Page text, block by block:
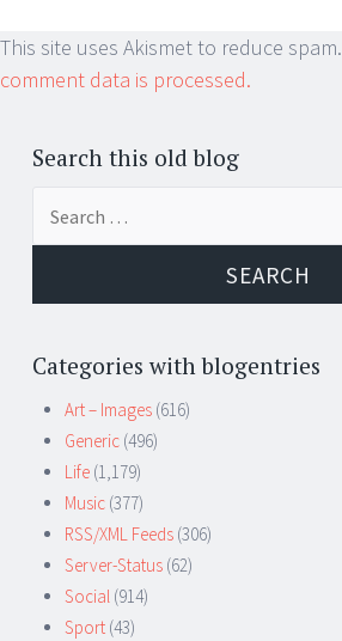
This site uses Akismet to reduce spam.
comment data is processed.
Search this old blog
Categories with blogentries
Art – Images (616)
Generic (496)
Life (1,179)
Music (377)
RSS/XML Feeds (306)
Server-Status (62)
Social (914)
Sport (43)